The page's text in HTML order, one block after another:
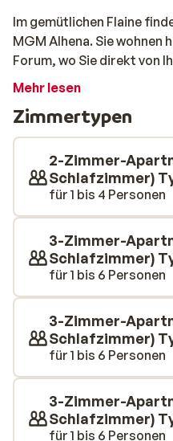
Im gemütlichen Flaine
MGM Alhena. Sie wohnen
Forum, wo Sie direkt von
gehen und Ihren Skitag
Ski-out-Möglichkeiten.
des Komforts mit
ausgestatteten Küchen
das eigentliche
auf die majestätischen
atemberaubende
anstrengenden Tag auf
im Wellnessbereich zu
beheiztes Hallenbad,
Fitness. Sie werden sich
Mehr lesen
Zimmertypen
2-Zimmer-
Schlafzimmer)
für 1 bis 4 Personen
3-Zimmer-
Schlafzimmer)
für 1 bis 6 Personen
3-Zimmer-
Schlafzimmer)
für 1 bis 6 Personen
3-Zimmer-
Schlafzimmer)
für 1 bis 6 Personen